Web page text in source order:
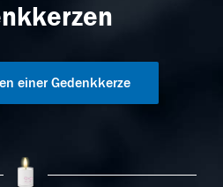
einer Gedenkkerze